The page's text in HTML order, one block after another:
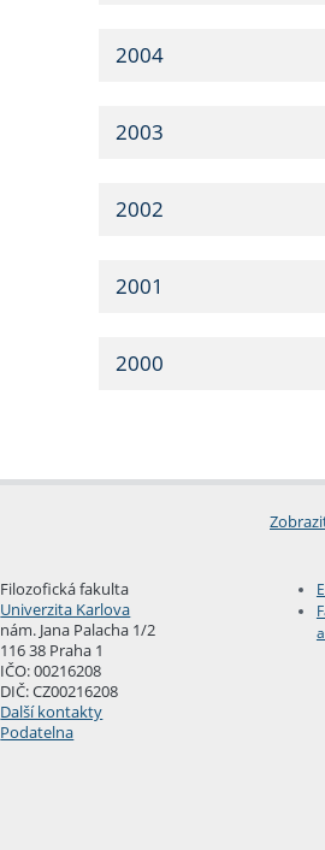
2004
2003
2002
2001
2000
Filozofická fakulta
Univerzita Karlova
nám. Jana Palacha 1/2
116 38 Praha 1
IČO: 00216208
DIČ: CZ00216208
Další kontakty
Podatelna